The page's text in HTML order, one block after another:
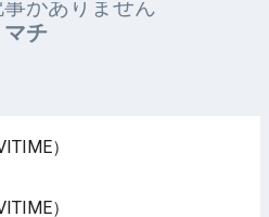
がありません
マチ
）
）